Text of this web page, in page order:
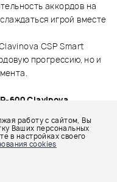
работу с сайтом, Вы
Ваших персональных
в настройках своего
cookies
аккордов на
игрой вместе
CSP Smart
прогрессию, но и
600 Clavinova
и выше на вашем CLP-
странице загрузок.
включенный в архив